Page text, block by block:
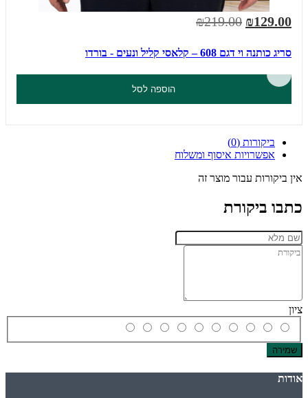
₪129.00
₪219.00
סריג כותנה וי דגם 608 – קלאסי קליל ונעים - בורדו
הוספה לסל
ביקורות (0)
אפשרויות איסוף ומשלוח
אין ביקורות עבור מוצר זה
כתבו ביקורת
ציון
שמירה
אודות